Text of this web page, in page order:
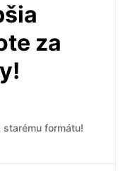
za
formátu!